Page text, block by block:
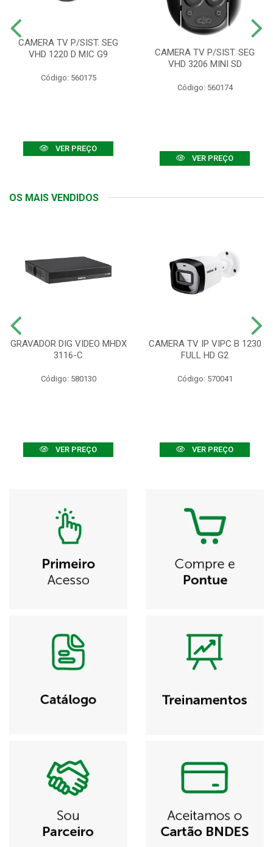
CAMERA TV P/SIST. SEG
VHD 1220 D MIC G9
Código: 560175
VER PREÇO
CAMERA TV P/SIST. SEG
VHD 3206 MINI SD
Código: 560174
VER PREÇO
OS MAIS VENDIDOS
GRAVADOR DIG VIDEO MHDX
3116-C
Código: 580130
VER PREÇO
CAMERA TV IP VIPC B 1230
FULL HD G2
Código: 570041
VER PREÇO